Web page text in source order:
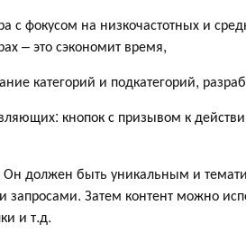
с фокусом на низкочастотных и
– это сэкономит время,
категорий и подкатегорий,
кнопок с призывом к
Он должен быть уникальным и
Затем контент можно
и т.д.